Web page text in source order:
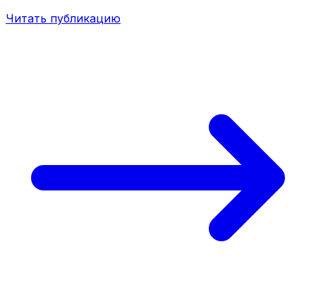
Читать публикацию